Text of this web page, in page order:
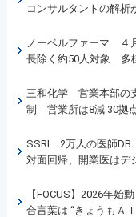
コンサルタントの解析
ノーベルファーマ ４
長除く約50人対象 多
三和化学 営業本部の
制 営業所は8減 30拠
SSRI 2万人の医師DB
対面回帰、開業医はデ
【FOCUS】2026年
合言葉は “きょうもＡ